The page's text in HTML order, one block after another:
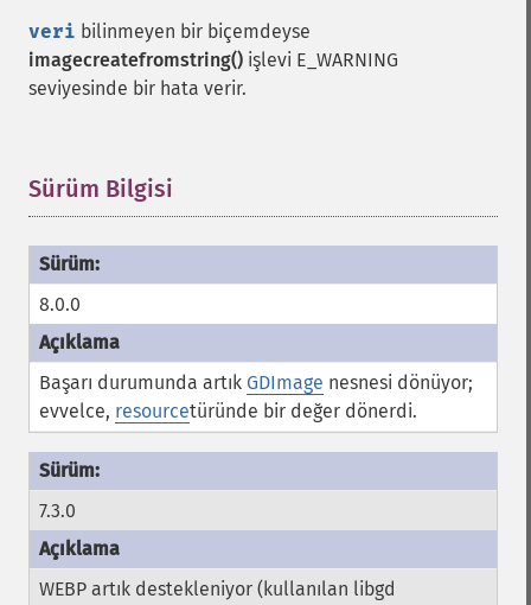
veri bilinmeyen bir biçemdeyse
imagecreatefromstring() işlevi E_WARNING
seviyesinde bir hata verir.
Sürüm Bilgisi
8.0.0
Başarı durumunda artık GDImage nesnesi dönüyor;
evvelce, resourcetüründe bir değer dönerdi.
7.3.0
WEBP artık destekleniyor (kullanılan libgd